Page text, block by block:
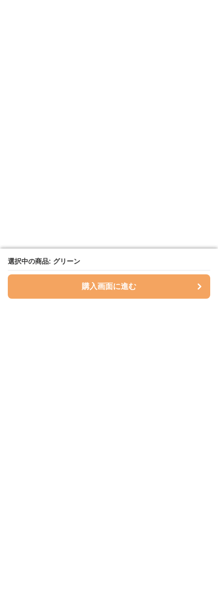
選択中の商品: グリーン
購入画面に進む
選択中の商品: グリーン
購入画面に進む